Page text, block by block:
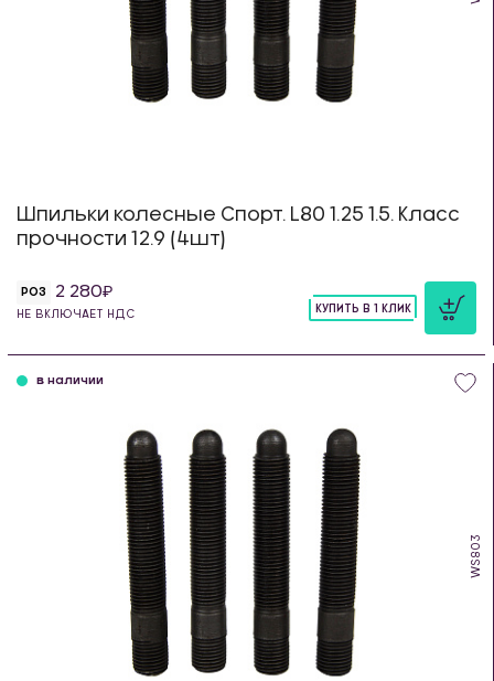
Шпильки колесные Спорт. L80 1.25 1.5. Класс
прочности 12.9 (4шт)
РОЗ 2 280
НЕ ВКЛЮЧАЕТ НДС
КУПИТЬ В 1 КЛИК
WS803
в наличии